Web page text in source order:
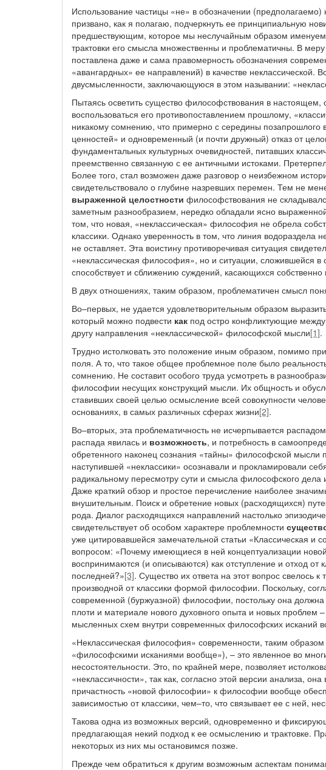
Использование частицы «не» в обозначении
призвано, как я полагаю, подчеркнуть ее принципиальную
предшествующим, которое мы неслучайным образом именуем
трактовки его смысла множественны и проблематичны. В
поставлена даже и сама правомерность обозначения
«авангардных» ее направлений) в качестве
двусмысленности, заключающуюся в этом назывании:
Пытаясь осветить существо философствования в
воспользоваться его противопоставлением прошлому,
никакому сомнению, что примерно с середины позапрошлого
ценностей» и одновременный (и почти дружный) отказ от
фундаментальных культурных очевидностей, питавших
преемственно связанную с ее античными истоками.
Более того, стал возможен даже разговор о неизбежном
свидетельствовало о глубине назревших перемен. Тем не
выраженной целостности философствования не
заметным разнообразием, нередко обладали ясно
том, что новая, «неклассическая» философия не обрела
классики. Однако уверенность в том, что линия водораздела
не оставляет. Эта воистину противоречивая ситуация
«неклассическая философия», но и ситуации, сложившейся
способствует и сближению суждений, касающихся собственно
В двух отношениях, таким образом, проблематичен смысл
Во–первых, не удается удовлетворительным образом
который можно подвести как под остро конфликтующие
другу направления «неклассической» философской мысли[1].
Трудно истолковать это положение иным образом, помимо
поля. А то, что такое общее проблемное поле было
сомнению. Не составит особого труда усмотреть в
философии несущих конструкций мысли. Их общность и
ставивших своей целью осмысление всей совокупности
основаниях, в самых различных сферах жизни[2].
Во–вторых, эта проблематичность не исчерпывается
распада явилась и возможность, и потребность в
обретенного наконец сознания «тайны» философской
наступившей «неклассики» осознавали и прокламировали
радикальному пересмотру сути и смысла философского
Даже краткий обзор и простое перечисление наиболее
внушительным. Поиск и обретение новых (расходящихся)
рода. Диалог расходящихся направлений настолько
свидетельствует об особом характере проблемности
уже цитировавшейся замечательной статьи «Классическая
вопросом: «Почему имеющиеся в ней концептуализации
воспринимаются (и описываются) как отступление и отход от
последней?»[3]. Существо их ответа на этот вопрос свелось
производной от классики формой философии. Поскольку,
современной (буржуазной) философии, постольку она должна
плоти и материале нового духовного опыта и новых проблем
мысленных схем внутри современных философских исканий
«Неклассическая философия» современности, таким
«философскими исканиями вообще»), – это явленное во
несостоятельности. Это, по крайней мере, позволяет
«неклассичности», так как, согласно этой версии анализа,
причастность «новой философии» к философии вообще
зависимостью от классики, чем–то, что связывает ее с ней,
Такова одна из возможных версий, одновременно и
предлагающая некий подход к ее осмыслению и трактовке.
некоторых из них мы остановимся позже.
Прежде чем обратиться к другим возможным аспектам